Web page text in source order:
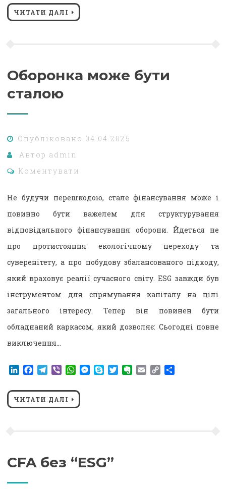
ЧИТАТИ ДАЛІ
Оборонка може бути
сталою
Опубліковано 04.04.2025
Автор admin
Коментувати
Не будучи перешкодою, стале фінансування може і
повинно бути важелем для структурування
відповідального фінансування оборони. Йдеться не
про протистояння екологічному переходу та
суверенітету, а про побудову збалансованого підходу,
який враховує реалії сучасного світу. ESG завжди був
інструментом для спрямування капіталу на цілі
загального інтересу. Тепер він повинен бути
обладнаний каркасом, який дозволяє: Сьогодні повне
виключення…
LinkedIn
Facebook
Telegram
ViberWhatsApp
Messenger
SkypeTwitterEvernote
EmailCopy
ЧИТАТИ ДАЛІ
CFA без “ESG”